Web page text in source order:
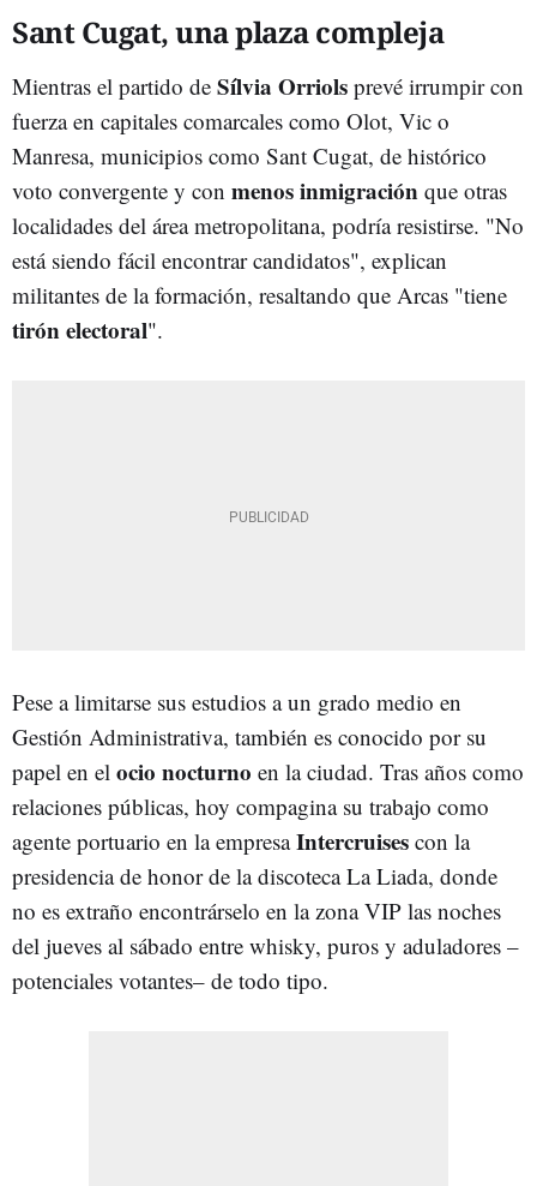
Sant Cugat, una plaza compleja
Mientras el partido de Sílvia Orriols prevé irrumpir con
fuerza en capitales comarcales como Olot, Vic o
Manresa, municipios como Sant Cugat, de histórico
voto convergente y con menos inmigración que otras
localidades del área metropolitana, podría resistirse. "No
está siendo fácil encontrar candidatos", explican
militantes de la formación, resaltando que Arcas "tiene
tirón electoral".
Pese a limitarse sus estudios a un grado medio en
Gestión Administrativa, también es conocido por su
papel en el ocio nocturno en la ciudad. Tras años como
relaciones públicas, hoy compagina su trabajo como
agente portuario en la empresaIntercruises con la
presidencia de honor de la discoteca La Liada, donde
no es extraño encontrárselo en la zona VIP las noches
del jueves al sábado entre whisky, puros y aduladores –
potenciales votantes– de todo tipo.